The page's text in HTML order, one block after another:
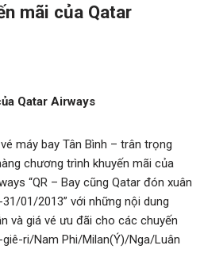
mãi của Qatar
Qatar Airways
máy bay Tân Bình – trân trọng
chương trình khuyến mãi của
“QR – Bay cũng Qatar đón xuân
01/2013” với những nội dung
và giá vé ưu đãi cho các chuyến
ri/Nam Phi/Milan(Ý)/Nga/Luân